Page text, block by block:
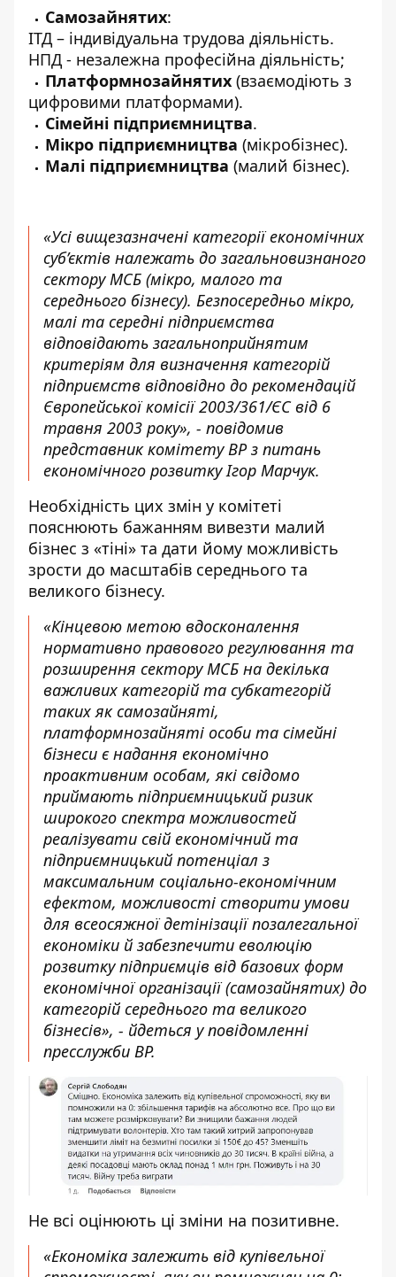
Самозайнятих:
ІТД – індивідуальна трудова діяльність.
НПД - незалежна професійна діяльність;
Платформнозайнятих (взаємодіють з
цифровими платформами).
Сімейні підприємництва.
Мікро підприємництва (мікробізнес).
Малі підприємництва (малий бізнес).
«Усі вищезазначені категорії економічних
суб’єктів належать до загальновизнаного
сектору МСБ (мікро, малого та
середнього бізнесу). Безпосередньо мікро,
малі та середні підприємства
відповідають загальноприйнятим
критеріям для визначення категорій
підприємств відповідно до рекомендацій
Європейської комісії 2003/361/ЄС від 6
травня 2003 року», - повідомив
представник комітету ВР з питань
економічного розвитку Ігор Марчук.
Необхідність цих змін у комітеті
пояснюють бажанням вивезти малий
бізнес з «тіні» та дати йому можливість
зрости до масштабів середнього та
великого бізнесу.
«Кінцевою метою вдосконалення
нормативно правового регулювання та
розширення сектору МСБ на декілька
важливих категорій та субкатегорій
таких як самозайняті,
платформнозайняті особи та сімейні
бізнеси є надання економічно
проактивним особам, які свідомо
приймають підприємницький ризик
широкого спектра можливостей
реалізувати свій економічний та
підприємницький потенціал з
максимальним соціально-економічним
ефектом, можливості створити умови
для всеосяжної детінізації позалегальної
економіки й забезпечити еволюцію
розвитку підприємців від базових форм
економічної організації (самозайнятих) до
категорій середнього та великого
бізнесів», - йдеться у повідомленні
пресслужби ВР.
Не всі оцінюють ці зміни на позитивне.
«Економіка залежить від купівельної